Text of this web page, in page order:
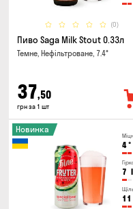
(0)
Пиво Saga Milk Stout 0.33л
Темне, Нефільтроване, 7.4°
37,50
грн за 1 шт
4°
7
11
Новинка